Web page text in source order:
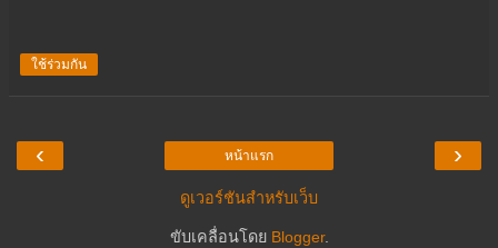
ใช้ร่วมกัน
‹ ›
หน้าแรก
ดูเวอร์ชันสำหรับเว็บ
ขับเคลื่อนโดย Blogger.